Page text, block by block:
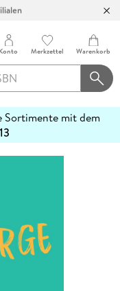
Konto Merkzettel Warenkorb
Sortimente mit dem